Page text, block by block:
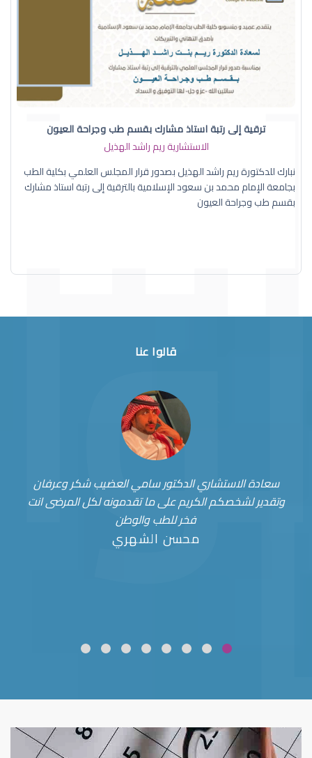
ترقية إلى رتبة استاذ مشارك بقسم طب وجراحة العيون
الاستشارية ريم راشد الهذيل
نبارك للدكتورة ريم راشد الهذيل بصدور قرار المجلس العلمي بكلية الطب
بجامعة الإمام محمد بن سعود الإسلامية بالترقية إلى رتبة استاذ مشارك
بقسم طب وجراحة العيون
قالوا عنا
سعادة الاستشاري الدكتور سامي العضيب شكر وعرفان
وتقدير لشخصكم الكريم على ما تقدمونه لكل المرضى انت
فخر للطب والوطن
محسن الشهري